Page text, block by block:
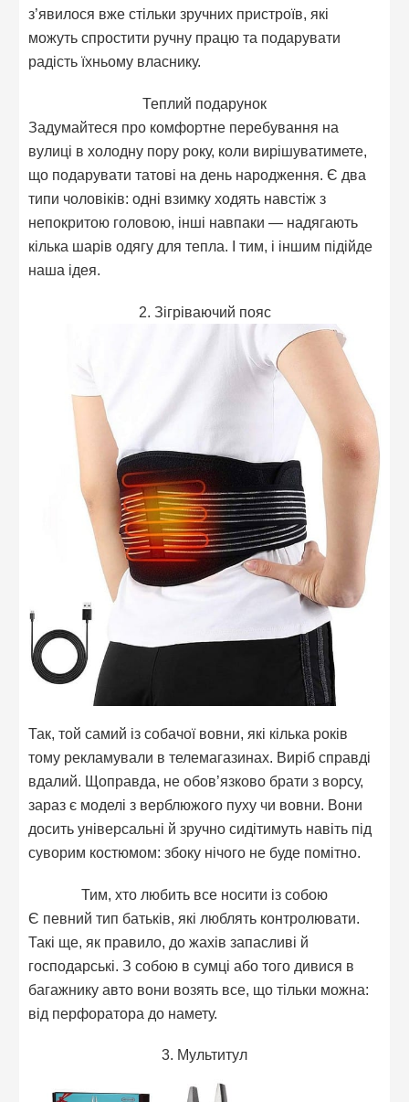
з’явилося вже стільки зручних пристроїв, які
можуть спростити ручну працю та подарувати
радість їхньому власнику.
Теплий подарунок
Задумайтеся про комфортне перебування на
вулиці в холодну пору року, коли вирішуватимете,
що подарувати татові на день народження. Є два
типи чоловіків: одні взимку ходять навстіж з
непокритою головою, інші навпаки — надягають
кілька шарів одягу для тепла. І тим, і іншим підійде
наша ідея.
2. Зігріваючий пояс
Так, той самий із собачої вовни, які кілька років
тому рекламували в телемагазинах. Виріб справді
вдалий. Щоправда, не обов’язково брати з ворсу,
зараз є моделі з верблюжого пуху чи вовни. Вони
досить універсальні й зручно сидітимуть навіть під
суворим костюмом: збоку нічого не буде помітно.
Тим, хто любить все носити із собою
Є певний тип батьків, які люблять контролювати.
Такі ще, як правило, до жахів запасливі й
господарські. З собою в сумці або того дивися в
багажнику авто вони возять все, що тільки можна:
від перфоратора до намету.
3. Мультитул